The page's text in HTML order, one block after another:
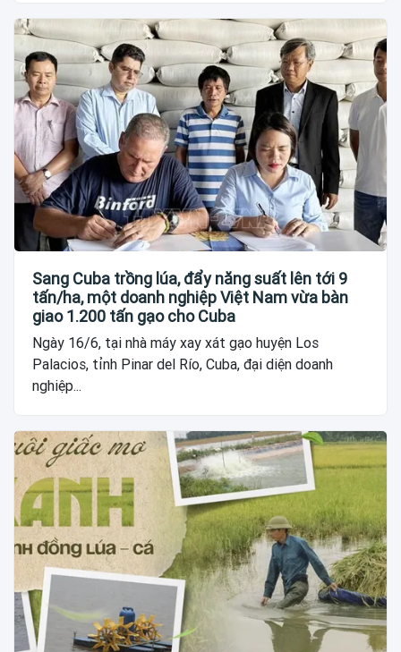
Sang Cuba trồng lúa, đẩy năng suất lên tới 9
tấn/ha, một doanh nghiệp Việt Nam vừa bàn
giao 1.200 tấn gạo cho Cuba
Ngày 16/6, tại nhà máy xay xát gạo huyện Los
Palacios, tỉnh Pinar del Río, Cuba, đại diện doanh
nghiệp...